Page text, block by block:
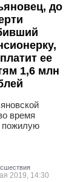
до
ее
1,6 млн
время
пожилую
2019, 14:30